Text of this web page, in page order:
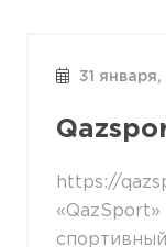
31
https://